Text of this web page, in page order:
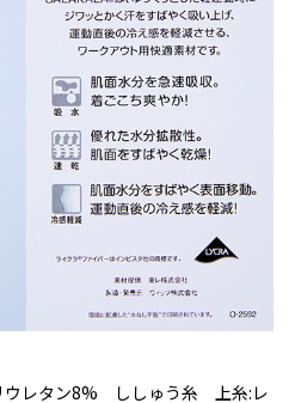
レタン8% ししゅう糸 上糸:レ